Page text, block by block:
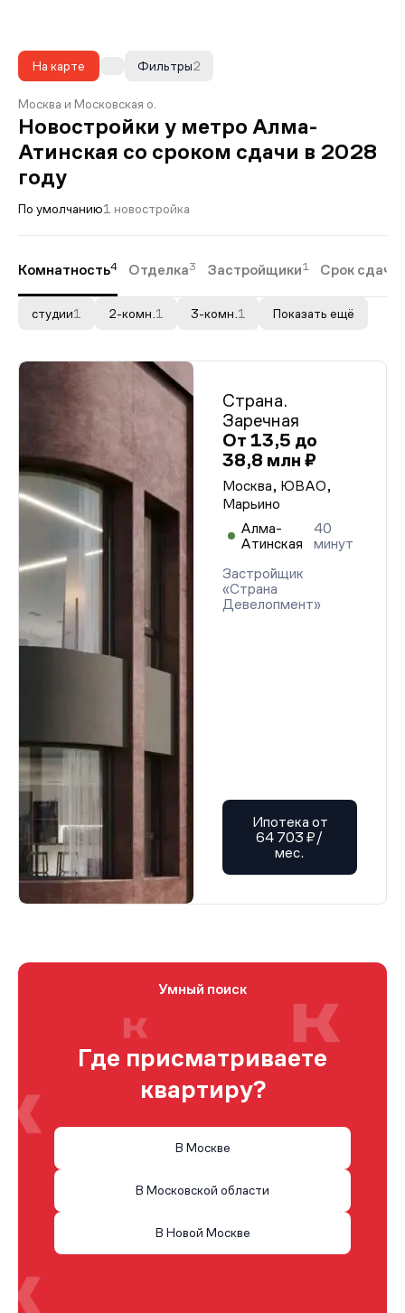
На карте 2
Фильтры
Москва и Московская о.
Новостройки у метро Алма-
Атинская со сроком сдачи в 2028
году
По умолчанию1 новостройка
Комнатность4 Отделка3 Застройщики1 Срок сдачи
студии1 2-комн. 1 3-комн. 1 Показать ещё
Страна.
Заречная
От 13,5 до
38,8 млн ₽
Москва, ЮВАО,
Марьино
Алма-
Атинская
40
минут
Застройщик
«Страна
Девелопмент»
Ипотека от
64 703 ₽/
мес.
Умный поиск
Где присматриваете
квартиру?
В Москве
В Московской области
В Новой Москве